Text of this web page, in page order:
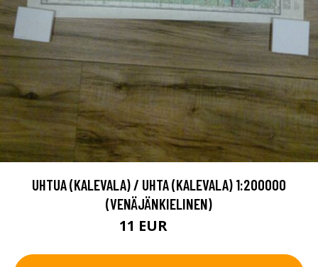
UHTUA (KALEVALA) / UHTA (KALEVALA) 1:200000
(VENÄJÄNKIELINEN)
11 EUR